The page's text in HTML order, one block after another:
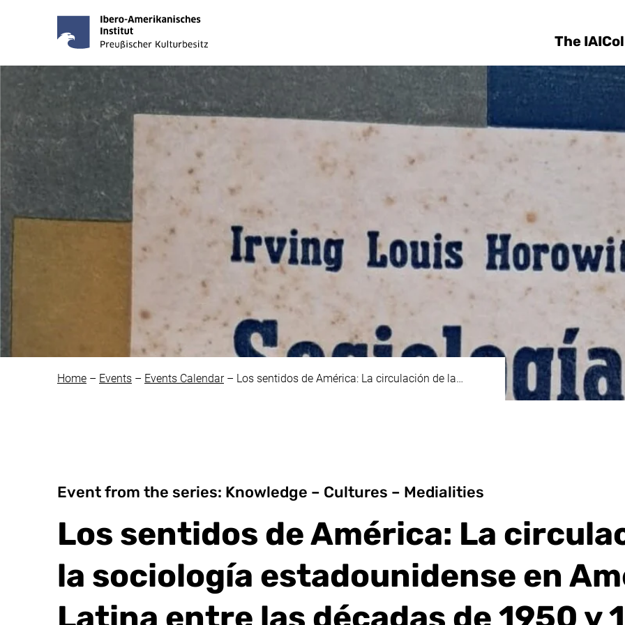
The IAI
Home – Events – Events Calendar – Los sentidos de América: La circulación de la…
Event from the series: Knowledge – Cultures – Medialities
Los sentidos de América: La
la sociología estadounidense en